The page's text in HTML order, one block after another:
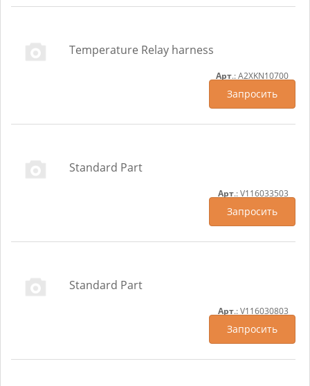
Temperature Relay harness
Арт.: A2XKN10700
Запросить
Standard Part
Арт.: V116033503
Запросить
Standard Part
Арт.: V116030803
Запросить